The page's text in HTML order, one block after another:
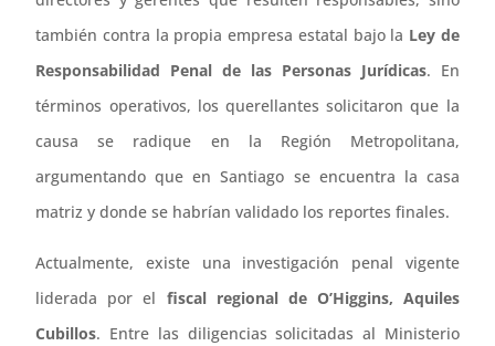
también contra la propia empresa estatal bajo la Ley de
Responsabilidad Penal de las Personas Jurídicas. En
términos operativos, los querellantes solicitaron que la
causa se radique en la Región Metropolitana,
argumentando que en Santiago se encuentra la casa
matriz y donde se habrían validado los reportes finales.
Actualmente, existe una investigación penal vigente
liderada por el fiscal regional de O’Higgins, Aquiles
Cubillos. Entre las diligencias solicitadas al Ministerio